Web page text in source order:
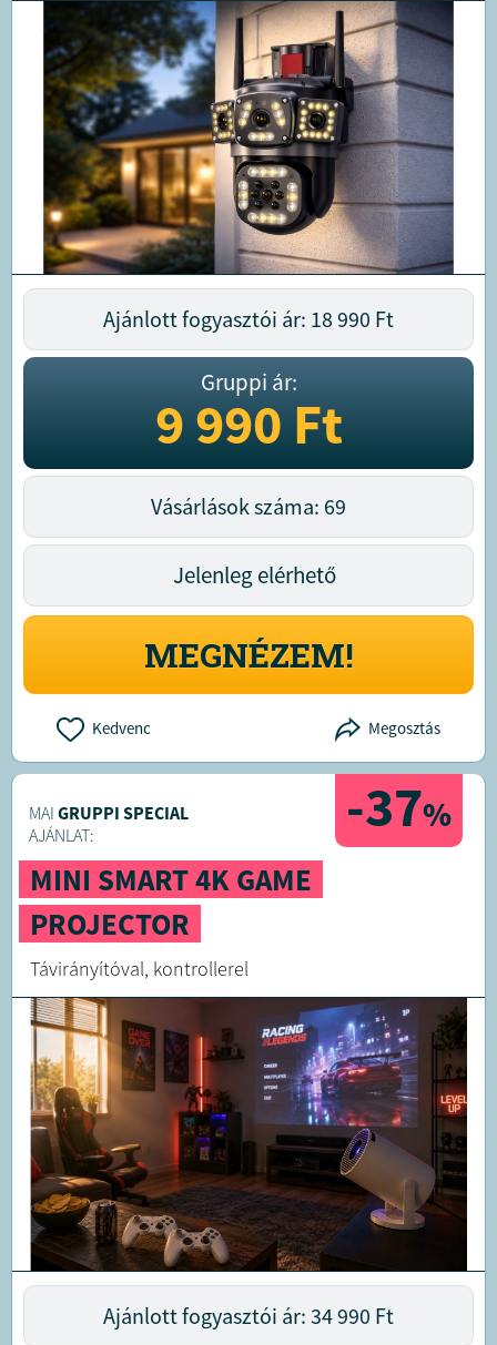
Ajánlott fogyasztói ár: 18 990 Ft
Gruppi ár:
9 990Ft
Vásárlások száma: 69
Jelenleg elérhető
MEGNÉZEM!
Kedvenc Megosztás
-37%
MAI GRUPPI SPECIAL
AJÁNLAT:
MINI SMART 4K GAME
PROJECTOR
Távirányítóval, kontrollerel
Ajánlott fogyasztói ár: 34 990 Ft